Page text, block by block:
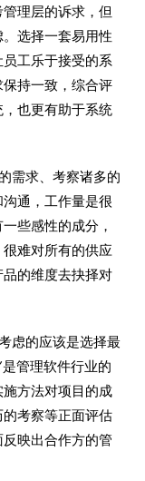
理层的诉求，但
选择一套易用性
工乐于接受的系
持一致，综合评
也更有助于系统
需求、考察诸多的
通，工作量是很
些感性的成分，
难对所有的供应
的维度去抉择对
虑的应该是选择最
管理软件行业的
方法对项目的成
考察等正面评估
映出合作方的管